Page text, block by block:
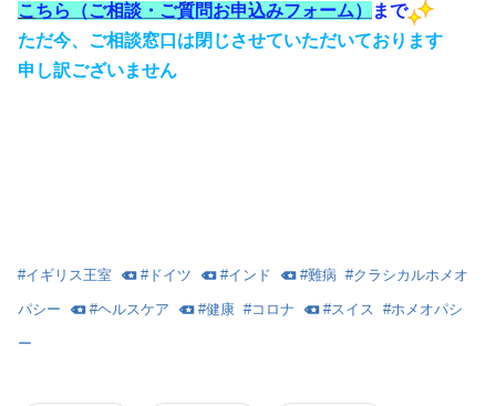
こ ちら（ご相談・ご質問お申込みフォーム）
まで
ただ今、ご相談窓口は閉じさせていただいております
申し訳ございません
#イギリス王室 #ドイツ #インド #難病 #クラシカルホメオ
パシー #ヘルスケア #健康 #コロナ #スイス #ホメオパシ
ー